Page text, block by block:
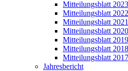
Mitteilungsblatt 2023
Mitteilungsblatt 2022
Mitteilungsblatt 2021
Mitteilungsblatt 2020
Mitteilungsblatt 2019
Mitteilungsblatt 2018
Mitteilungsblatt 2017
Jahresbericht